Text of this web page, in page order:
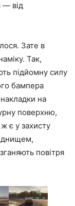
— від
Зате в
Так,
підйомну силу
бампера
на
поверхню,
є у захисту
днищем,
повітря